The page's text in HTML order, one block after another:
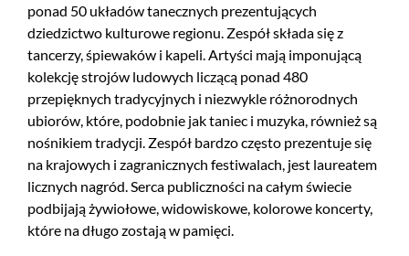
ponad 50 układów tanecznych prezentujących
dziedzictwo kulturowe regionu. Zespół składa się z
tancerzy, śpiewaków i kapeli. Artyści mają imponującą
kolekcję strojów ludowych liczącą ponad 480
przepięknych tradycyjnych i niezwykle różnorodnych
ubiorów, które, podobnie jak taniec i muzyka, również są
nośnikiem tradycji. Zespół bardzo często prezentuje się
na krajowych i zagranicznych festiwalach, jest laureatem
licznych nagród. Serca publiczności na całym świecie
podbijają żywiołowe, widowiskowe, kolorowe koncerty,
które na długo zostają w pamięci.